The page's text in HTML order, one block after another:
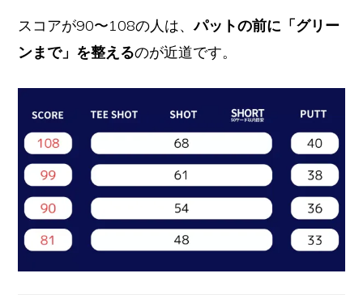
スコアが90〜108の人は、パットの前に「グリー
ンまで」を整えるのが近道です。